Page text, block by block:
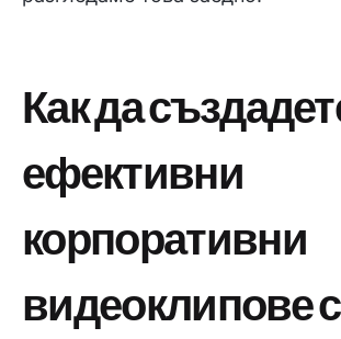
Как да
ефективни
корпоративни
видеоклипове с